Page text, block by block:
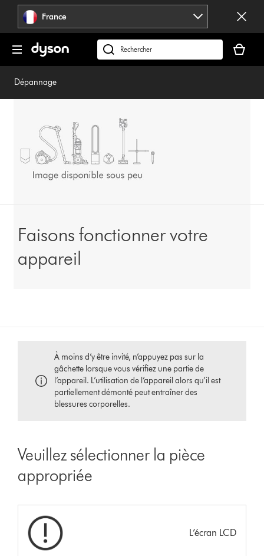
Sauter
pages
France
Rechercher
des
panier
est
Dépannage
Faisons fonctionner votre
appareil
À moins d’y être invité, n’appuyez pas sur la
gâchette lorsque vous vérifiez une partie de
l’appareil. L’utilisation de l’appareil alors qu’il est
partiellement démonté peut entraîner des
blessures corporelles.
Veuillez sélectionner la pièce
appropriée
L’écran LCD